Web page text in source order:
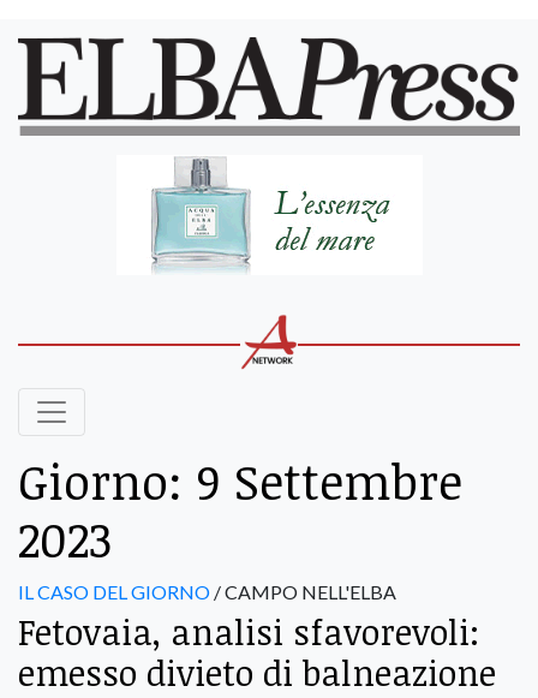
Giorno: 9 Settembre
2023
IL CASO DEL GIORNO / CAMPO NELL'ELBA
Fetovaia, analisi sfavorevoli:
emesso divieto di balneazione